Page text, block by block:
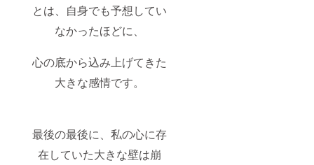
とは、自身でも予想してい
なかったほどに、
心の底から込み上げてきた
大きな感情です。
最後の最後に、私の心に存
在していた大きな壁は崩